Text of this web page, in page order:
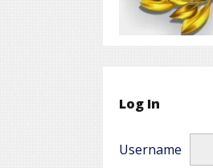
Log In
Username